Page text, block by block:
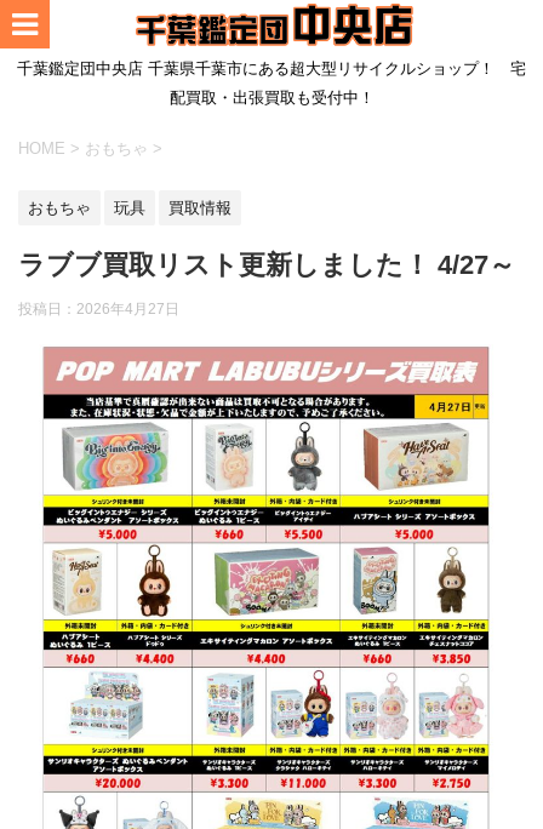
千葉鑑定団中央店 千葉県千葉市にある超大型リサイクルショップ！ 宅
配買取・出張買取も受付中！
HOME > おもちゃ >
おもちゃ 玩具 買取情報
ラブブ買取リスト更新しました！ 4/27～
投稿日： 2026年4月27日